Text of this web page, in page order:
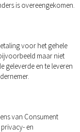
is overeengekomen.
voor het gehele
maar niet
geleverde en te leveren
van Consument
en